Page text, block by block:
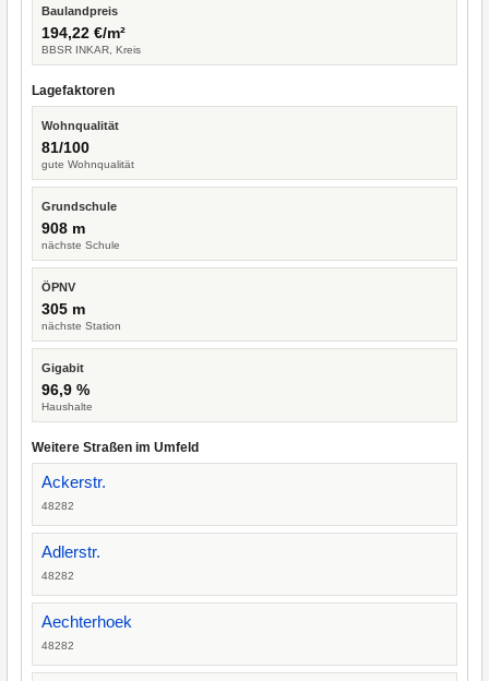
Baulandpreis
194,22 €/m²
BBSR INKAR, Kreis
Lagefaktoren
Wohnqualität
81/100
gute Wohnqualität
Grundschule
908 m
nächste Schule
ÖPNV
305 m
nächste Station
Gigabit
96,9 %
Haushalte
Weitere Straßen im Umfeld
Ackerstr.
48282
Adlerstr.
48282
Aechterhoek
48282